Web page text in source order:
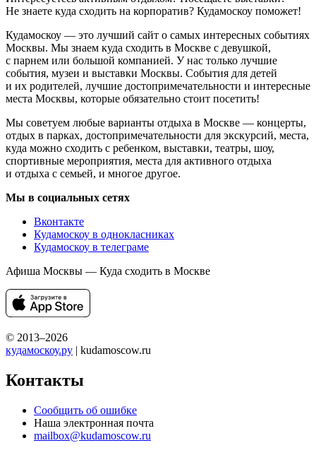
Не знаете куда сходить на корпоратив? Кудамоскоу поможет!
Кудамоскоу — это лучший сайт о самых интересных событиях
Москвы. Мы знаем куда сходить в Москве с девушкой,
с парнем или большой компанией. У нас только лучшие
события, музеи и выставки Москвы. События для детей
и их родителей, лучшие достопримечательности и интересные
места Москвы, которые обязательно стоит посетить!
Мы советуем любые варианты отдыха в Москве — концерты,
отдых в парках, достопримечательности для экскурсий, места,
куда можно сходить с ребенком, выставки, театры, шоу,
спортивные мероприятия, места для активного отдыха
и отдыха с семьей, и многое другое.
Мы в социальных сетях
Вконтакте
Кудамоскоу в однокласниках
Кудамоскоу в телеграме
Афиша Москвы — Куда сходить в Москве
© 2013–2026
кудамоскоу.ру | kudamoscow.ru
Контакты
Сообщить об ошибке
Наша электронная почта
mailbox@kudamoscow.ru